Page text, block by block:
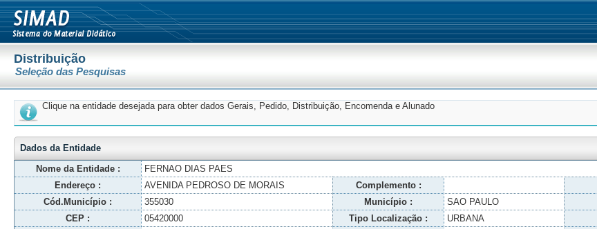
Distribuição
Seleção das Pesquisas
Clique na entidade desejada para obter dados Gerais, Pedido, Distribuição, Encomenda e Alunado
Dados da Entidade
Nome da Entidade :
FERNAO DIAS PAES
Endereço :
AVENIDA PEDROSO DE MORAIS Complemento :
Cód.Município :
355030 Município : SAO PAULO
CEP :
05420000 Tipo Localização : URBANA